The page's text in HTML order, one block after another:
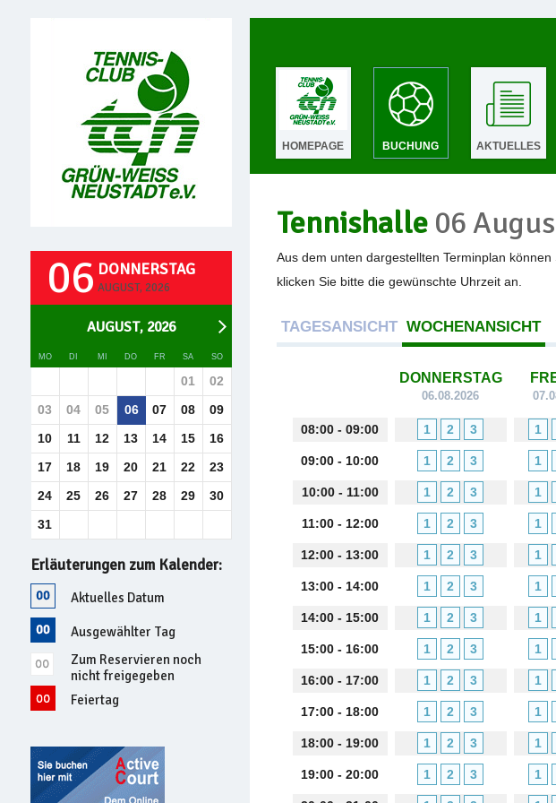
06 DONNERSTAG
AUGUST, 2026
AUGUST, 2026
MO DI MI DO FR SA SO
01
02
03
04 05 06 07 08
09
10
11 12 13 14 15
16
17
18 19 20 21 22
23
24
25 26 27 28 29
30
31
Erläuterungen zum Kalender:
Aktuelles Datum
Ausgewählter Tag
Zum Reservieren noch
nicht freigegeben
Feiertag
HOMEPAGE BUCHUNG AKTUELLES
Tennishalle 06
Aus dem unten dargestellten Terminplan
klicken Sie bitte die gewünschte Uhrzeit an.
TAGESANSICHT WOCHENANSICHT
DONNERSTAG
06.08.2026
08:00 - 09:00 1 2 3 1
09:00 - 10:00 1 2 3 1
10:00 - 11:00 1 2 3 1
11:00 - 12:00 1 2 3 1
12:00 - 13:00 1 2 3 1
13:00 - 14:00 1 2 3 1
14:00 - 15:00 1 2 3 1
15:00 - 16:00 1 2 3 1
16:00 - 17:00 1 2 3 1
17:00 - 18:00 1 2 3 1
18:00 - 19:00 1 2 3 1
19:00 - 20:00 1 2 3 1